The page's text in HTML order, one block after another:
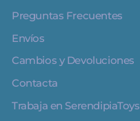
Preguntas Frecuentes
Envíos
Cambios y Devoluciones
Contacta
Trabaja en SerendipiaToys